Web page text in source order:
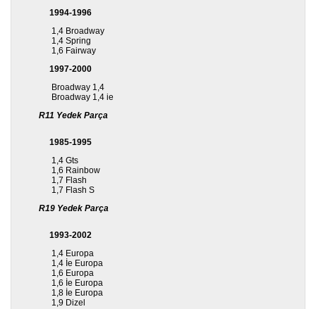
1994-1996
1,4 Broadway
1,4 Spring
1,6 Fairway
1997-2000
Broadway 1,4
Broadway 1,4 ie
R11 Yedek Parça
1985-1995
1,4 Gts
1,6 Rainbow
1,7 Flash
1,7 Flash S
R19 Yedek Parça
1993-2002
1,4 Europa
1,4 İe Europa
1,6 Europa
1,6 İe Europa
1,8 İe Europa
1,9 Dizel